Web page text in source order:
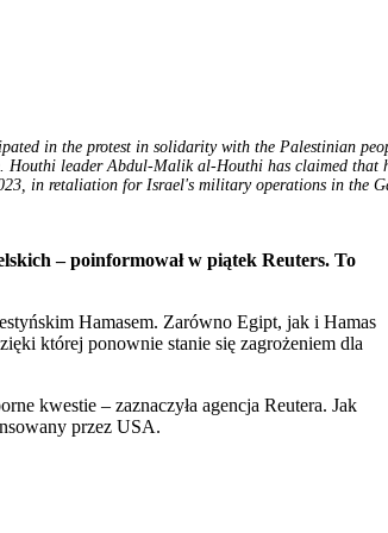
in the protest in solidarity with the Palestinian
Houthi leader Abdul-Malik al-Houthi has claimed that
in retaliation for Israel's military operations in the
– poinformował w piątek Reuters. To
Hamasem. Zarówno Egipt, jak i Hamas
której ponownie stanie się zagrożeniem dla
kwestie – zaznaczyła agencja Reutera. Jak
przez USA.